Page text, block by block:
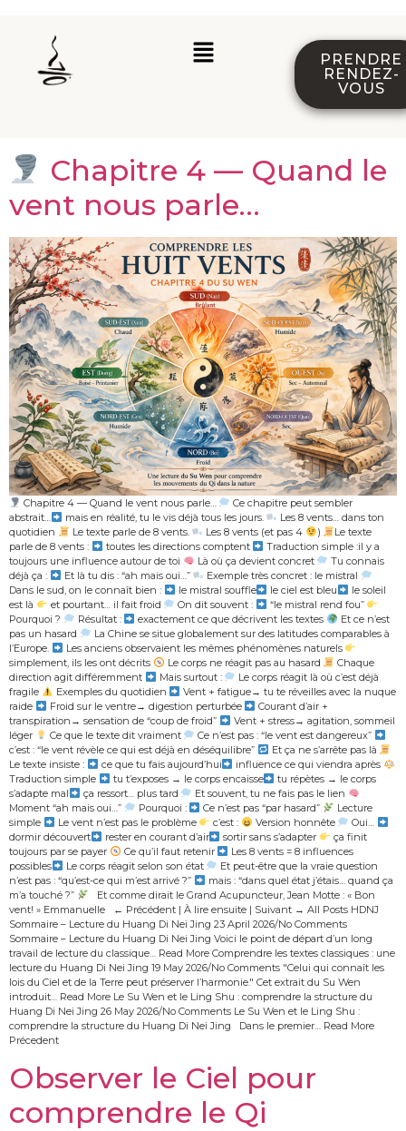
PRENDRE
RENDEZ-
VOUS
Chapitre 4 — Quand le
vent nous parle…
Chapitre 4 — Quand le vent nous parle…
Ce chapitre peut sembler
abstrait…
mais en réalité, tu le vis déjà tous les jours.
Les 8 vents… dans ton
quotidien
Le texte parle de 8 vents. Les 8 vents (et pas 4 )
Le texte
parle de 8 vents :
toutes les directions comptent
Traduction simple :il y a
toujours une influence autour de toi
Là où ça devient concret
Tu connais
déjà ça :
Et là tu dis : “ah mais oui…”
Exemple très concret : le mistral
Dans le sud, on le connaît bien :
le mistral souffle le ciel est bleu
le soleil
est là
et pourtant… il fait froid On dit souvent :
“le mistral rend fou”
Pourquoi ?
Résultat : exactement ce que décrivent les textes
Et ce n’est
pas un hasard
La Chine se situe globalement sur des latitudes comparables à
l’Europe.
Les anciens observaient les mêmes phénomènes naturels
simplement, ils les ont décrits
Le corps ne réagit pas au hasard
Chaque
direction agit différemment
Mais surtout :
Le corps réagit là où c’est déjà
fragile
Exemples du quotidien
Vent + fatigue→ tu te réveilles avec la nuque
raide
Froid sur le ventre→ digestion perturbée
Courant d’air +
transpiration→ sensation de “coup de froid”
Vent + stress→ agitation, sommeil
léger
Ce que le texte dit vraiment
Ce n’est pas : “le vent est dangereux”
c’est : “le vent révèle ce qui est déjà en déséquilibre”
Et ça ne s’arrête pas là
Le texte insiste :
ce que tu fais aujourd’hui
influence ce qui viendra après
Traduction simple
tu t’exposes → le corps encaisse
tu répètes → le corps
s’adapte mal
ça ressort… plus tard
Et souvent, tu ne fais pas le lien
Moment “ah mais oui…”
Pourquoi : Ce n’est pas “par hasard”
Lecture
simple
Le vent n’est pas le problème c’est : Version honnête
Oui…
dormir découvert
rester en courant d’air sortir sans s’adapter
ça finit
toujours par se payer
Ce qu’il faut retenir
Les 8 vents = 8 influences
possibles
Le corps réagit selon son état
Et peut-être que la vraie question
n’est pas : “qu’est-ce qui m’est arrivé ?”
mais : “dans quel état j’étais… quand ça
m’a touché ?”
Et comme dirait le Grand Acupuncteur, Jean Motte : « Bon
vent! » Emmanuelle ← Précédent | À lire ensuite | Suivant → All Posts HDNJ
Sommaire – Lecture du Huang Di Nei Jing 23 April 2026/No Comments
Sommaire – Lecture du Huang Di Nei Jing Voici le point de départ d’un long
travail de lecture du classique… Read More Comprendre les textes classiques : une
lecture du Huang Di Nei Jing 19 May 2026/No Comments "Celui qui connaît les
lois du Ciel et de la Terre peut préserver l’harmonie." Cet extrait du Su Wen
introduit… Read More Le Su Wen et le Ling Shu : comprendre la structure du
Huang Di Nei Jing 26 May 2026/No Comments Le Su Wen et le Ling Shu :
comprendre la structure du Huang Di Nei Jing Dans le premier… Read More
Précedent
Observer le Ciel pour
comprendre le Qi